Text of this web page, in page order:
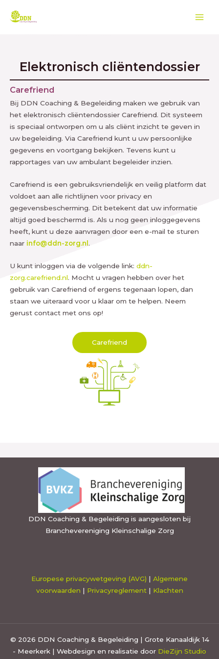
naar
Elektronisch cliëntendossier
Carefriend
Bij DDN Coaching & Begeleiding maken we gebruik van
het elektronisch cliëntendossier Carefriend. Dit systeem
is speciaal ontworpen om u als cliënt inzicht te geven in
uw begeleiding. Via Carefriend kunt u uw persoonlijke
gegevens en voortgang bekijken. Tevens kunt u
rapportages van uw ambulant begeleider inzien.
Carefriend is een gebruiksvriendelijk en veilig platform dat
voldoet aan alle richtlijnen voor privacy en
gegevensbescherming. Dit betekent dat uw informatie
altijd goed beschermd is. Als u nog geen inloggegevens
heeft, kunt u deze aanvragen door een e-mail te sturen
naar info@ddn-zorg.nl .
U kunt inloggen via de volgende link: ddn-
zorg.carefriend.nl. Mocht u vragen hebben over het
gebruik van Carefriend of ergens tegenaan lopen, dan
staan we uiteraard voor u klaar om te helpen. Neem
gerust contact met ons op!
Carefriend
DDN Coaching & Begeleiding is aangesloten bij
Branchevereniging Kleinschalige Zorg
Europese privacywetgeving (AVG) | Algemene
voorwaarden | Privacyreglement| Klachten
© 2026 DDN Coaching & Begeleiding | Grote Kanaaldijk 14
- Meerkerk | Webdesign en realisatie door DieZijn Studio